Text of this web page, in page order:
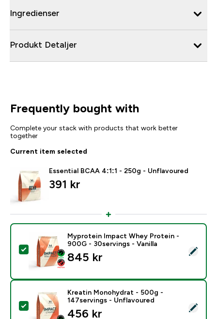
Ingredienser
Produkt Detaljer
Frequently bought with
Complete your stack with products that work better
together
Current item selected
Essential BCAA 4:1:1 - 250g - Unflavoured
391 kr‎
Select this product - Myprotein Impact Whey
Myprotein Impact Whey Protein -
900G - 30servings - Vanilla
845 kr‎
Select this product - Kreatin Monohydrat - 500g -
Kreatin Monohydrat - 500g -
147servings - Unflavoured
456 kr‎